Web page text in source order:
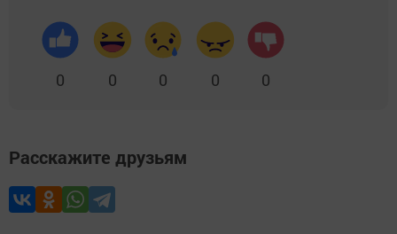
0 0 0 0 0
Расскажите друзьям